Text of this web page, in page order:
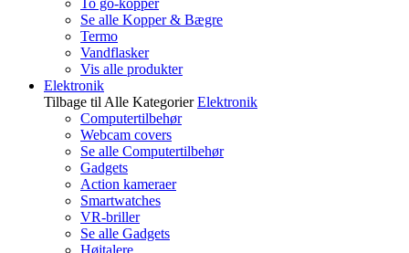
To go-kopper
Se alle Kopper & Bægre
Termo
Vandflasker
Vis alle produkter
Elektronik
Tilbage til Alle Kategorier Elektronik
Computertilbehør
Webcam covers
Se alle Computertilbehør
Gadgets
Action kameraer
Smartwatches
VR-briller
Se alle Gadgets
Højtalere